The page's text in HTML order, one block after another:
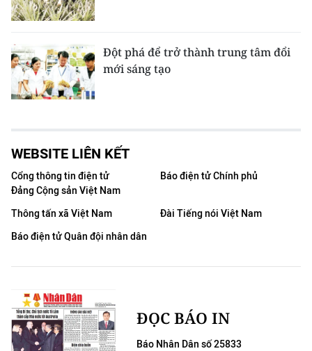
Đột phá để trở thành trung tâm đổi
mới sáng tạo
WEBSITE LIÊN KẾT
Cổng thông tin điện tử
Đảng Cộng sản Việt Nam
Báo điện tử Chính phủ
Thông tấn xã Việt Nam
Đài Tiếng nói Việt Nam
Báo điện tử Quân đội nhân dân
ĐỌC BÁO IN
Báo Nhân Dân số 25833